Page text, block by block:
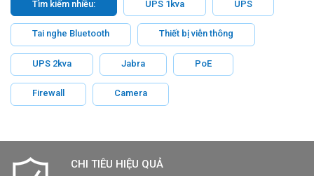
Tìm kiếm nhiều: UPS 1kva UPS
Tai nghe Bluetooth Thiết bị viễn thông
UPS 2kva Jabra PoE
Firewall Camera
CHI TIÊU HIỆU QUẢ